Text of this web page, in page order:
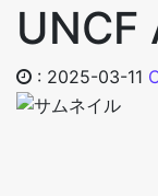
UNCF
: 2025-03-11